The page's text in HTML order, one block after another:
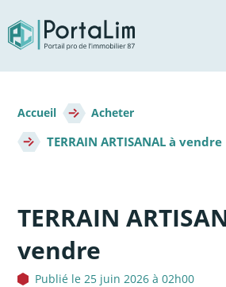
directement
au
contenu
d'Ariane
Accueil Acheter
TERRAIN ARTISANAL à vendre
TERRAIN
vendre
Publié le 25 juin 2026 à 02h00